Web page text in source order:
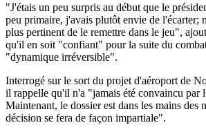
"J'étais un peu surpris au début que le
peu primaire, j'avais plutôt envie de l'écarter;
plus pertinent de le remettre dans le jeu",
qu'il en soit "confiant" pour la suite du
"dynamique irréversible".
Interrogé sur le sort du projet d'aéroport de
il rappelle qu'il n'a "jamais été convaincu par
Maintenant, le dossier est dans les mains des
décision se fera de façon impartiale".